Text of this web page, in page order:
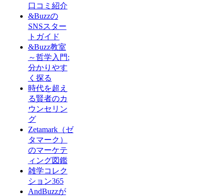
口コミ紹介
&Buzzの
SNSスター
トガイド
&Buzz教室
～哲学入門:
分かりやす
く探る
時代を超え
る賢者のカ
ウンセリン
グ
Zetamark（ゼ
タマーク）
のマーケテ
ィング図鑑
雑学コレク
ション365
AndBuzzが